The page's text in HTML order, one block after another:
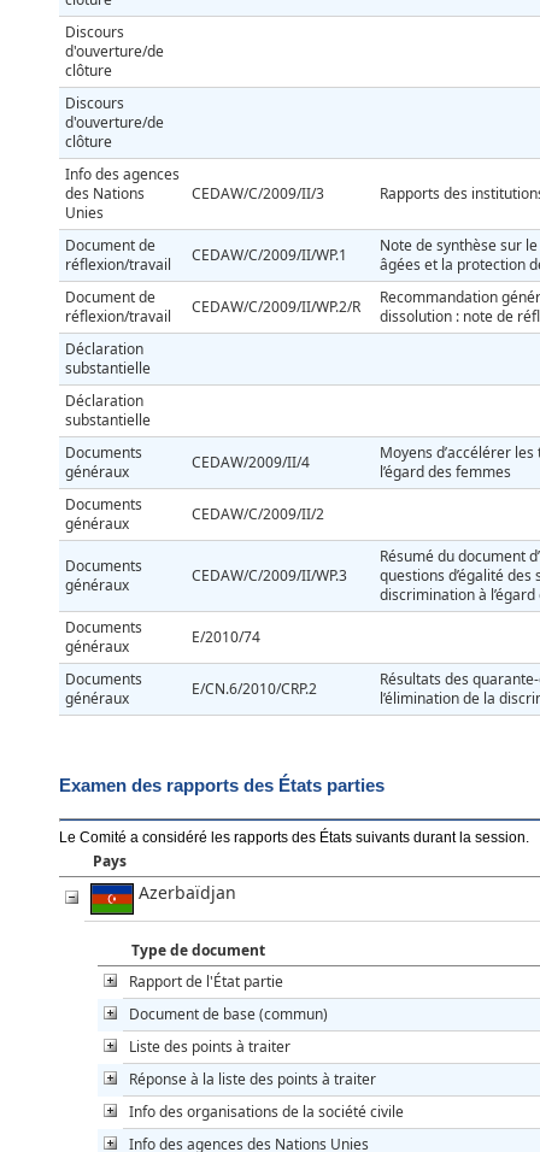
Discours
d'ouverture/de
clôture
Discours
d'ouverture/de
clôture
Info des agences
des Nations
Unies
CEDAW/C/2009/II/3 Rapports des
Document de
réflexion/travail
CEDAW/C/2009/II/WP.1
Note de synthèse sur
âgées et la protection
Document de
réflexion/travail
CEDAW/C/2009/II/WP.2/R
Recommandation
dissolution : note de
Déclaration
substantielle
Déclaration
substantielle
Documents
généraux
CEDAW/2009/II/4
Moyens d’accélérer
l’égard des femmes
Documents
généraux
CEDAW/C/2009/II/2
Documents
généraux
CEDAW/C/2009/II/WP.3
Résumé du document
questions d’égalité
discrimination à
Documents
généraux
E/2010/74
Documents
généraux
E/CN.6/2010/CRP.2
Résultats des
l’élimination de la
Examen des rapports des États parties
Le Comité a considéré les rapports des États suivants durant la session
Pays
Azerbaïdjan
Type de document
Rapport de l'État partie
Document de base (commun)
Liste des points à traiter
Réponse à la liste des points à traiter
Info des organisations de la société civile
Info des agences des Nations Unies